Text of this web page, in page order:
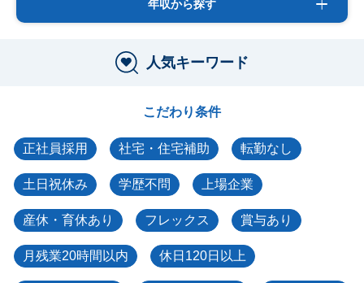
年収から探す
人気キーワード
こだわり条件
正社員採用 社宅・住宅補助 転勤なし
土日祝休み 学歴不問 上場企業
産休・育休あり フレックス 賞与あり
月残業20時間以内 休日120日以上